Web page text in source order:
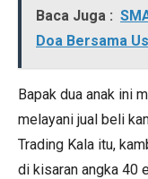
Baca Juga :
Doa Bersama
Bapak dua anak ini
melayani jual beli
Trading Kala itu,
di kisaran angka 40